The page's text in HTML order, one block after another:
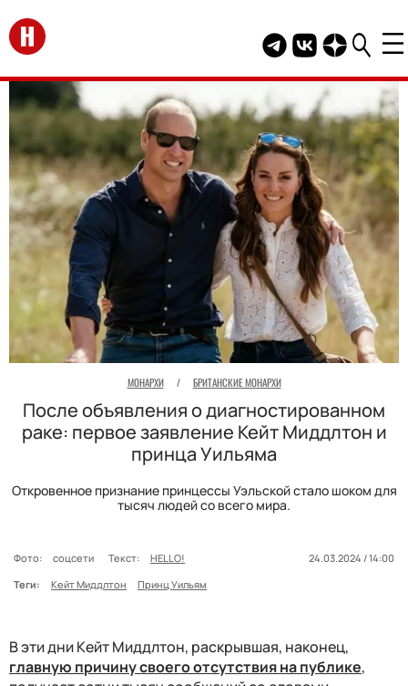
Перейти на главную
Telegram канал
Группа HELLO
Канал
МОНАРХИ / БРИТАНСКИЕ МОНАРХИ
После объявления о диагностированном
раке: первое заявление Кейт Миддлтон и
принца Уильяма
Откровенное признание принцессы Уэльской стало шоком для
тысяч людей со всего мира.
Фото: соцсети Текст: HELLO!
24.03.2024 / 14:00
Теги:
Кейт Миддлтон Принц Уильям
В эти дни Кейт Миддлтон, раскрывшая, наконец,
главную причину своего отсутствия на публике,